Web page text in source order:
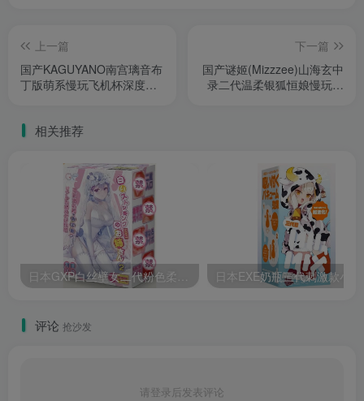
上一篇
国产KAGUYANO南宫璃音布
丁版萌系慢玩飞机杯深度测
下一篇
国产谜姬(Mizzzee)山海玄中
录二代温柔银狐恒娘慢玩飞
相关推荐
日本GXP白丝壁女二代粉色柔软慢玩款产品特点飞机杯测评报告
评论 抢沙发
请登录后发表评论